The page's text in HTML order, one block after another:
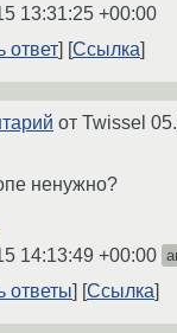
13:31:25 +00:00
ответ
Ссылка
от Twissel
ненужно?
14:13:49 +00:00
ответы Ссылка